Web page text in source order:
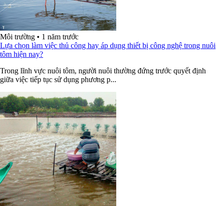
Môi trường • 1 năm trước
Lựa chọn làm việc thủ công hay áp dụng thiết bị công nghệ trong nuôi
tôm hiện nay?
Trong lĩnh vực nuôi tôm, người nuôi thường đứng trước quyết định
giữa việc tiếp tục sử dụng phương p...